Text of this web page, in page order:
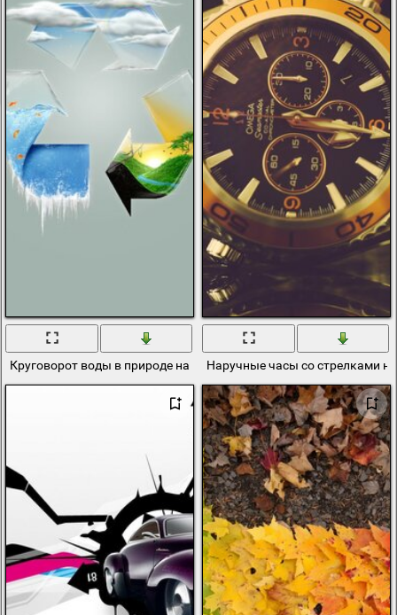
Круговорот воды в природе на стрелкахНаручные часы со стрелками